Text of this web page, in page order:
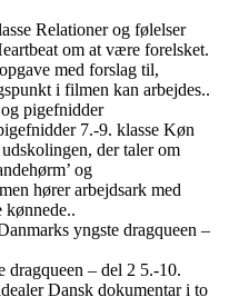
Relationer og følelser
om at være forelsket.
med forslag til,
i filmen kan arbejdes..
pigefnidder
7.-9. klasse Køn
der taler om
og
hører arbejdsark med
yngste dragqueen –
dragqueen – del 2 5.-10.
Dansk dokumentar i to